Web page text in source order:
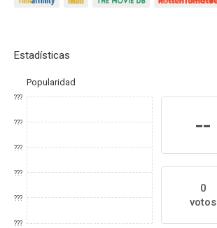
Estadísticas
Popularidad
???
???
???
???
???
???
--
0
votos